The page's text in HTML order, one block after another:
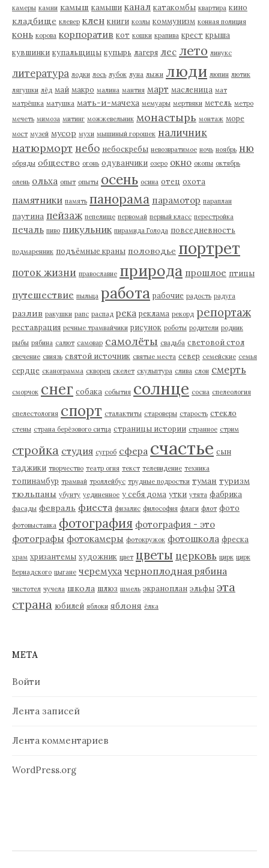
камеры камни камыш камыши канал катакомбы квартира кино
кладбище клевер клен книги козлы коммунизм конная полиция
конь корова корпоратив кот кошки крапива крест крыша
кувшинки купальщицы купырь лагеря лес лето линукс
литература лодки лось лубок луна лыжи люди люпин лютик
лягушки лёд май макро малина мантия март масленица мат
матрёшка матушка мать-и-мачеха мемуары мертвяки метель метро
мечеть мимоза митинг можжевельник монастырь монтаж море
мост музей мусор мухи мышиный горошек наличник
натюрморт небо небоскребы невозвратимое ночь ноябрь ню
обряды общество огонь одуванчики озеро окно окопы октябрь
олень ольха опыт опыты осень осина отец охота
памятники память панорама парамотор параплан
паутина пейзаж пепелище первомай первый класс перестройка
печаль пиво пикульник пирамида Голода повседневность
подмаренник подъёмные краны половодье портрет
поток жизни православие природа прошлое птицы
путешествие пыльца работа рабочие радость радуга
разлив ракушки рапс распад река реклама рекорд репортаж
реставрация речные трамвайчики рисунок роботы родители родник
рыбы рябина салют самовар самолёты свадьба световой стол
свечение свиязь святой источник святые места север семейские семья
сердце сканограмма скворец скелет скульптура слива слон смерть
сморчок снег собака события солнце сосна спелеология
спелестология спорт сталактиты староверы старость стекло
стены страна берёзового ситца страницы истории странное стрим
стройка студия сугроб сфера счастье сын
таджики творчество театр огня текст телевидение техника
топинамбур трамвай троллейбус трудные подростки туман туризм
тюльпаны убунту уединенное у себя дома утки утята фабрика
фасады февраль фиеста физалис философия флаги флот фото
фотовыставка фотография фотография - это
фотографы фотокамеры фотокружок фотошкола фреска
храм хризантемы художник цвет цветы церковь цирк цирк
Вернадского цыгане черемуха черноплодная рябина
чистотел чучела школа шлюз шмель экраноплан эльфы эта
страна юбилей яблоки яблоня ёлка
МЕТА
Войти
Лента записей
Лента комментариев
WordPress.org